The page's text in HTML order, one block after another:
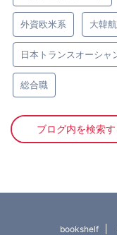
外資欧米系 大韓
日本トランスオーシャ
総合職
bookshelf